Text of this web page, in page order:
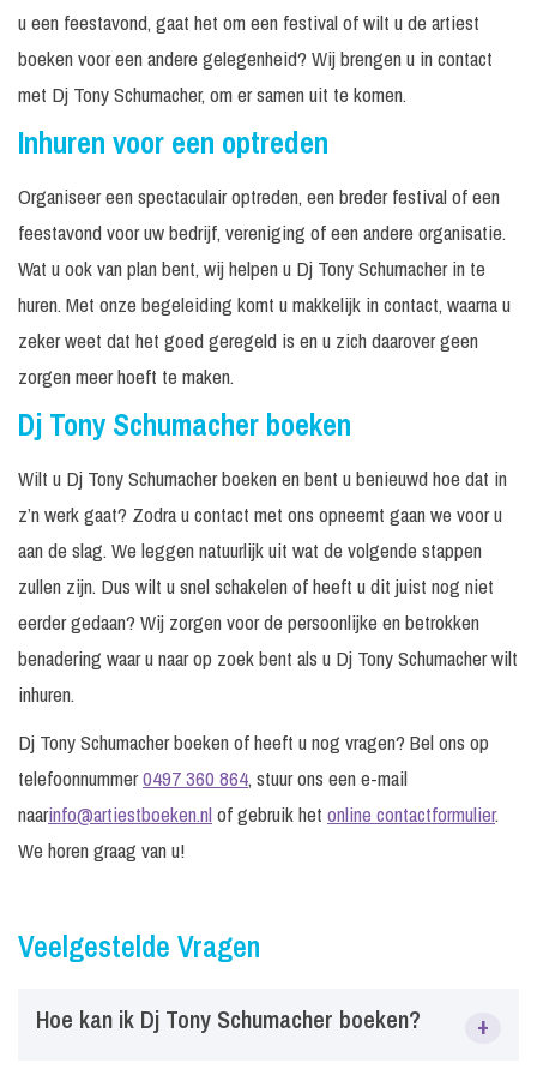
u een feestavond, gaat het om een festival of wilt u de artiest
boeken voor een andere gelegenheid? Wij brengen u in contact
met Dj Tony Schumacher, om er samen uit te komen.
Inhuren voor een optreden
Organiseer een spectaculair optreden, een breder festival of een
feestavond voor uw bedrijf, vereniging of een andere organisatie.
Wat u ook van plan bent, wij helpen u Dj Tony Schumacher in te
huren. Met onze begeleiding komt u makkelijk in contact, waarna u
zeker weet dat het goed geregeld is en u zich daarover geen
zorgen meer hoeft te maken.
Dj Tony Schumacher boeken
Wilt u Dj Tony Schumacher boeken en bent u benieuwd hoe dat in
z’n werk gaat? Zodra u contact met ons opneemt gaan we voor u
aan de slag. We leggen natuurlijk uit wat de volgende stappen
zullen zijn. Dus wilt u snel schakelen of heeft u dit juist nog niet
eerder gedaan? Wij zorgen voor de persoonlijke en betrokken
benadering waar u naar op zoek bent als u Dj Tony Schumacher wilt
inhuren.
Dj Tony Schumacher boeken of heeft u nog vragen? Bel ons op
telefoonnummer0497 360 864, stuur ons een e-mail
naarinfo@artiestboeken.nlof gebruik het online contactformulier.
We horen graag van u!
Veelgestelde Vragen
Hoe kan ik Dj Tony Schumacher boeken? +